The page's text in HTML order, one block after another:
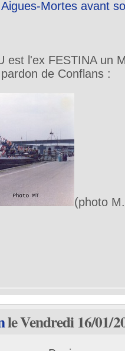
est l'ex FESTINA un
de Conflans :
(photo
le Vendredi 16/01/